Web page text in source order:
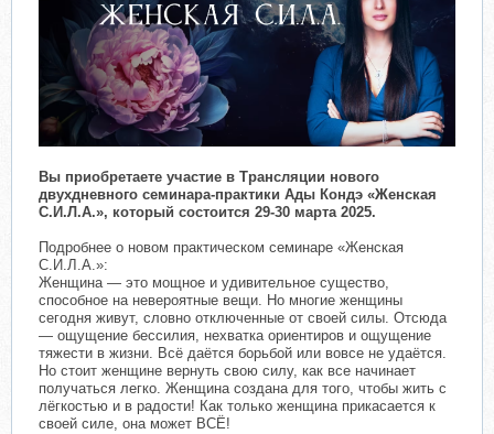
Вы приобретаете участие в Трансляции нового
двухдневного семинара-практики Ады Кондэ «Женская
С.И.Л.А.», который состоится 29-30 марта 2025.
Подробнее о новом практическом семинаре «Женская
С.И.Л.А.»:
Женщина — это мощное и удивительное существо,
способное на невероятные вещи. Но многие женщины
сегодня живут, словно отключенные от своей силы. Отсюда
— ощущение бессилия, нехватка ориентиров и ощущение
тяжести в жизни. Всё даётся борьбой или вовсе не удаётся.
Но стоит женщине вернуть свою силу, как все начинает
получаться легко. Женщина создана для того, чтобы жить с
лёгкостью и в радости! Как только женщина прикасается к
своей силе, она может ВСЁ!